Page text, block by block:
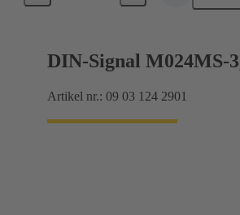
DIN-Signal M024MS-
Artikel nr.: 09 03 124 2901